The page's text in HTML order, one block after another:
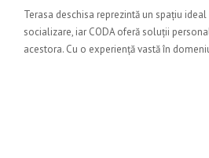
Terasa deschisa reprezintă un spațiu
socializare, iar CODA oferă soluții
acestora. Cu o experiență vastă în